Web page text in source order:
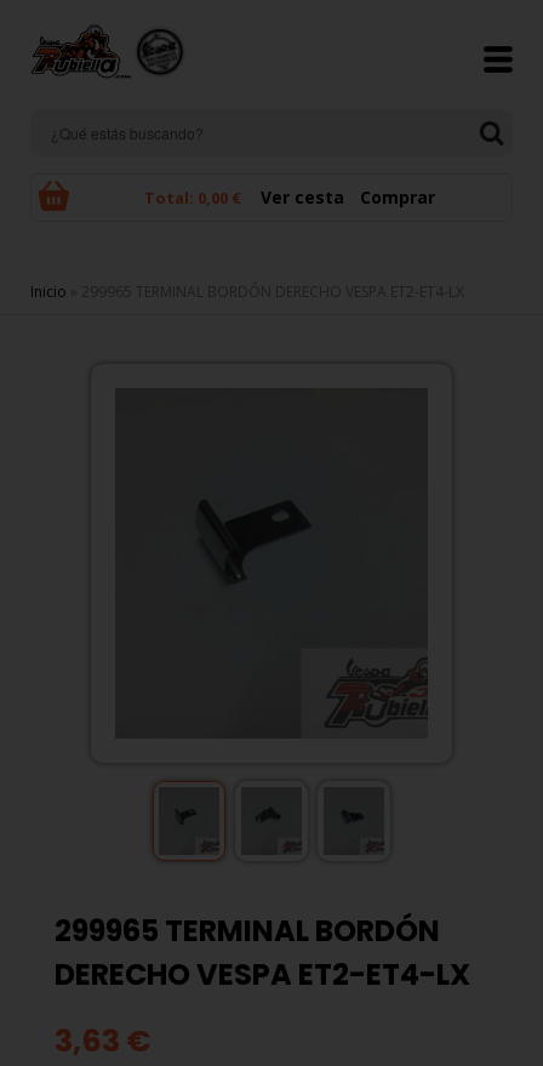
Total: 0,00 € Ver cesta Comprar
Se encuentra usted aquí
Inicio » 299965 TERMINAL BORDÓN DERECHO VESPA ET2-ET4-LX
299965 TERMINAL BORDÓN
DERECHO VESPA ET2-ET4-LX
3,63 €